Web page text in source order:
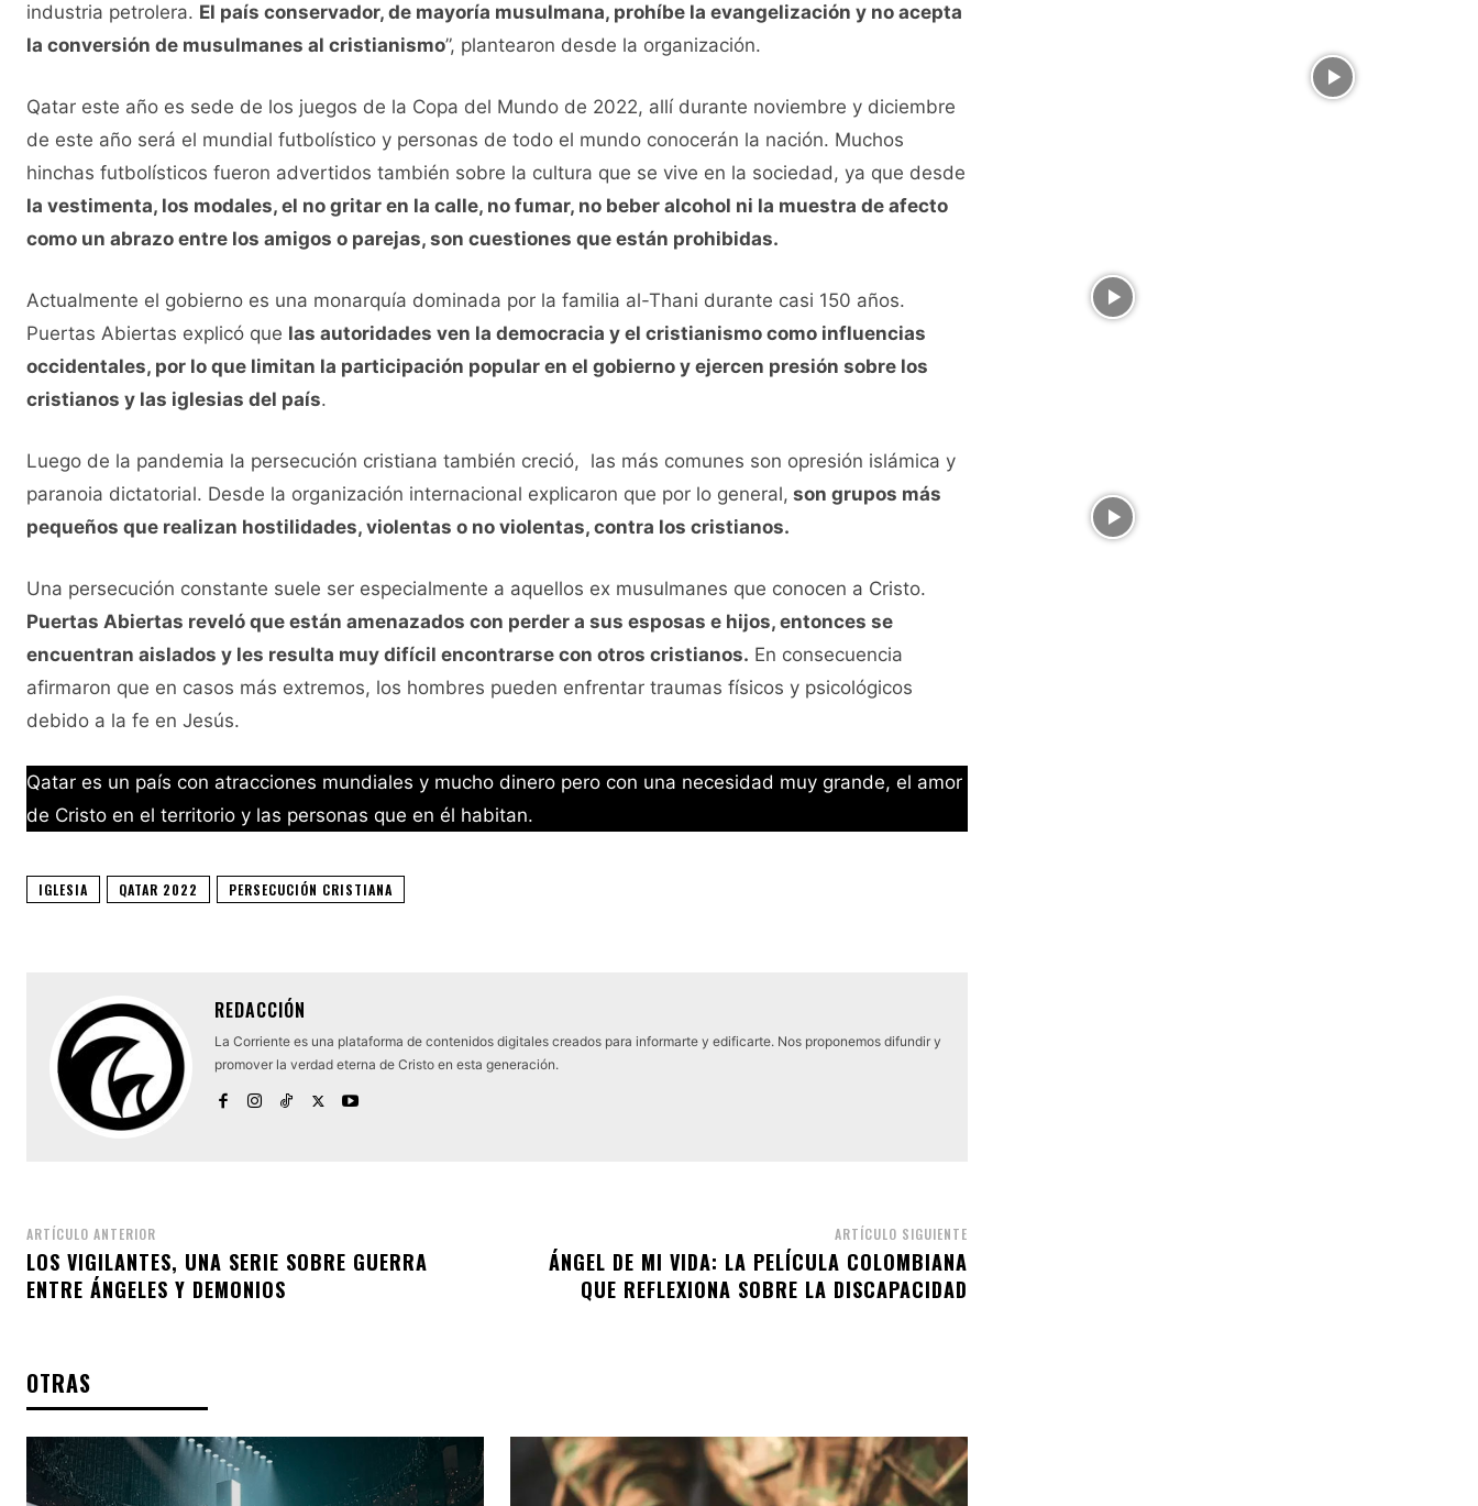
industria petrolera. El país conservador, de mayoría musulmana, prohíbe la evangelización y no acepta
la conversión de musulmanes al cristianismo”, plantearon desde la organización.
Qatar este año es sede de los juegos de la Copa del Mundo de 2022, allí durante noviembre y diciembre
de este año será el mundial futbolístico y personas de todo el mundo conocerán la nación. Muchos
hinchas futbolísticos fueron advertidos también sobre la cultura que se vive en la sociedad, ya que desde
la vestimenta, los modales, el no gritar en la calle, no fumar, no beber alcohol ni la muestra de afecto
como un abrazo entre los amigos o parejas, son cuestiones que están prohibidas.
Actualmente el gobierno es una monarquía dominada por la familia al-Thani durante casi 150 años.
Puertas Abiertas explicó que las autoridades ven la democracia y el cristianismo como influencias
occidentales, por lo que limitan la participación popular en el gobierno y ejercen presión sobre los
cristianos y las iglesias del país.
Luego de la pandemia la persecución cristiana también creció, las más comunes son opresión islámica y
paranoia dictatorial. Desde la organización internacional explicaron que por lo general, son grupos más
pequeños que realizan hostilidades, violentas o no violentas, contra los cristianos.
Una persecución constante suele ser especialmente a aquellos ex musulmanes que conocen a Cristo.
Puertas Abiertas reveló que están amenazados con perder a sus esposas e hijos, entonces se
encuentran aislados y les resulta muy difícil encontrarse con otros cristianos. En consecuencia
afirmaron que en casos más extremos, los hombres pueden enfrentar traumas físicos y psicológicos
debido a la fe en Jesús.
Qatar es un país con atracciones mundiales y mucho dinero pero con una necesidad muy grande, el amor
de Cristo en el territorio y las personas que en él habitan.
IGLESIA QATAR 2022 PERSECUCIÓN CRISTIANA
REDACCIÓN
La Corriente es una plataforma de contenidos digitales creados para informarte y edificarte. Nos proponemos difundir y
promover la verdad eterna de Cristo en esta generación.
ARTÍCULO ANTERIOR
LOS VIGILANTES, UNA SERIE SOBRE GUERRA
ENTRE ÁNGELES Y DEMONIOS
ARTÍCULO SIGUIENTE
ÁNGEL DE MI VIDA: LA PELÍCULA COLOMBIANA
QUE REFLEXIONA SOBRE LA DISCAPACIDAD
OTRAS